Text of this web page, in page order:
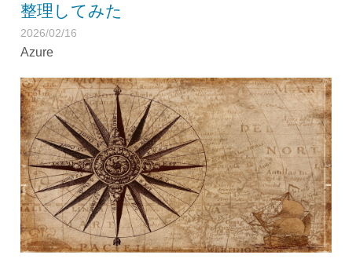
整理してみた
2026/02/16
Azure